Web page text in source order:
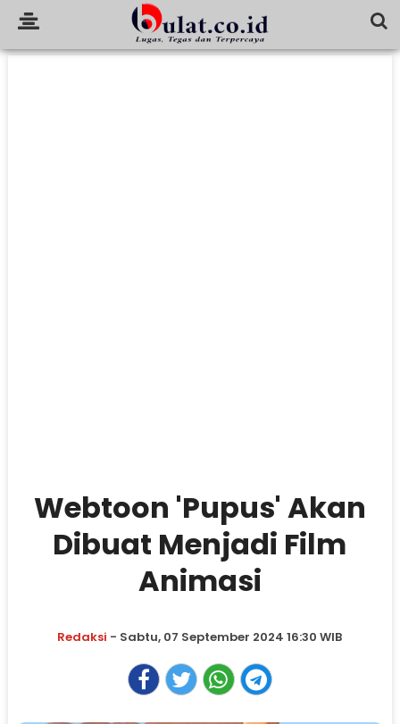
Webtoon 'Pupus' Akan
Dibuat Menjadi Film
Animasi
Redaksi - Sabtu, 07 September 2024 16:30 WIB